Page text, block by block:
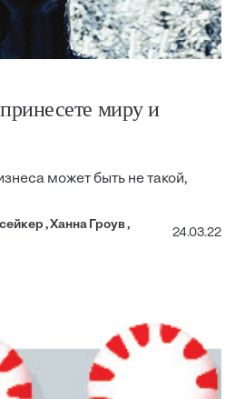
миру и
может быть не такой,
, Ханна Гроув ,
24.03.22